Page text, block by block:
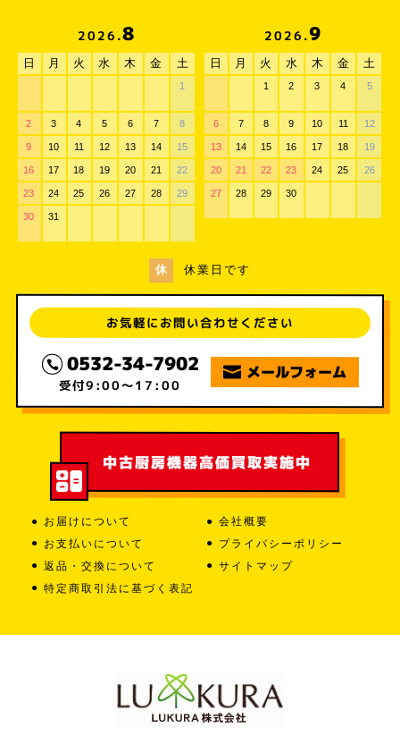
2026.8
日 月 火 水 木 金 土
1
2 3 4 5 6 7 8
9 10 11 12 13 14 15
16 17 18 19 20 21 22
23 24 25 26 27 28 29
30 31
2026.9
日 月 火 水 木 金 土
1 2 3 4 5
6 7 8 9 10 11 12
13 14 15 16 17 18 19
20 21 22 23 24 25 26
27 28 29 30
休 休業日です
お気軽にお問い合わせください
0532-34-7902
受付9:00～17:00
メールフォーム
中古厨房機器高価買取実施中
お届けについて
お支払いについて
返品・交換について
特定商取引法に基づく表記
会社概要
プライバシーポリシー
サイトマップ